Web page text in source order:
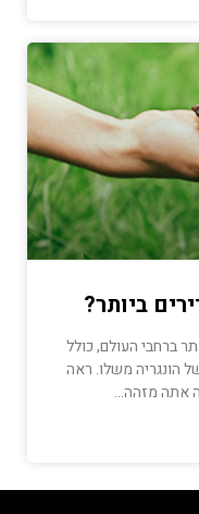
ביותר?
ברחבי העולם, כולל
הונגריה משלו. ראה
אתה מזהה…